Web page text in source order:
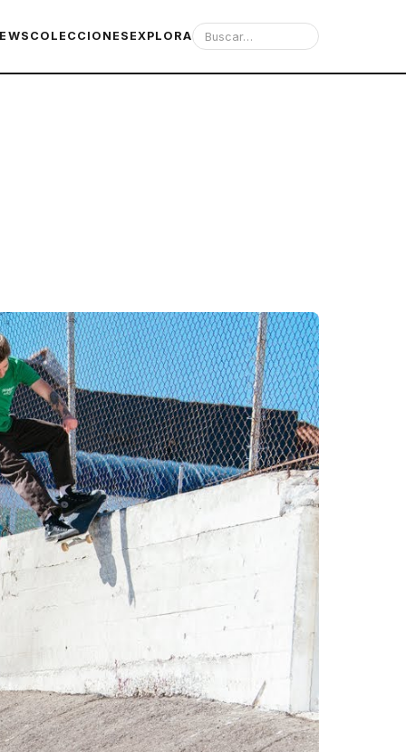
COLECCIONES EXPLORA